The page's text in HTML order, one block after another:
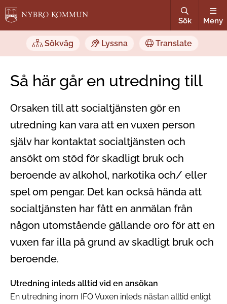
Sök Meny
Sökväg Lyssna Translate
Så här går en utredning till
Orsaken till att socialtjänsten gör en
utredning kan vara att en vuxen person
själv har kontaktat socialtjänsten och
ansökt om stöd för skadligt bruk och
beroende av alkohol, narkotika och/ eller
spel om pengar. Det kan också hända att
socialtjänsten har fått en anmälan från
någon utomstående gällande oro för att en
vuxen far illa på grund av skadligt bruk och
beroende.
Utredning inleds alltid vid en ansökan
En utredning inom IFO Vuxen inleds nästan alltid enligt